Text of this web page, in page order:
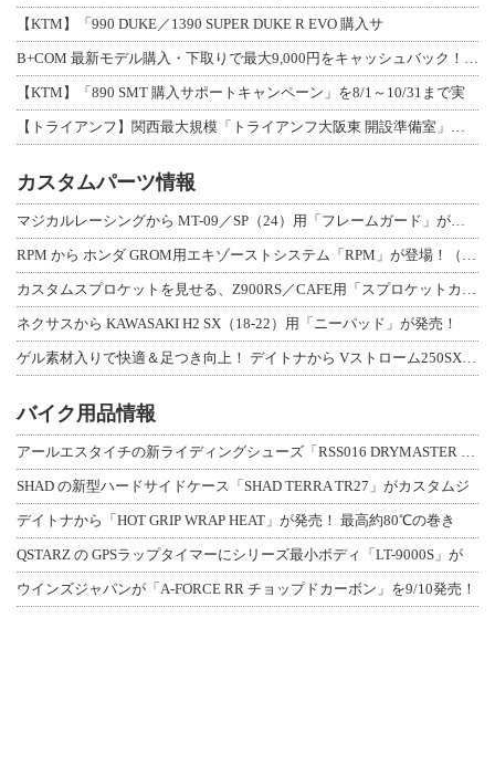
【KTM】「990 DUKE／1390 SUPER DUKE R EVO 購入サ
B+COM 最新モデル購入・下取りで最大9,000円をキャッシュバック！「B+F
【KTM】「890 SMT 購入サポートキャンペーン」を8/1～10/31まで実
【トライアンフ】関西最大規模「トライアンフ大阪東 開設準備室」がオープン！ 限定
カスタムパーツ情報
マジカルレーシングから MT-09／SP（24）用「フレームガード」が登場！
RPM から ホンダ GROM用エキゾーストシステム「RPM」が登場！（動画あり
カスタムスプロケットを見せる、Z900RS／CAFE用「スプロケットカバーフルキ
ネクサスから KAWASAKI H2 SX（18-22）用「ニーパッド」が発売！
ゲル素材入りで快適＆足つき向上！ デイトナから Vストローム250SX用「快適ロ
バイク用品情報
アールエスタイチの新ライディングシューズ「RSS016 DRYMASTER スト
SHAD の新型ハードサイドケース「SHAD TERRA TR27」がカスタムジ
デイトナから「HOT GRIP WRAP HEAT」が発売！ 最高約80℃の巻き
QSTARZ の GPSラップタイマーにシリーズ最小ボディ「LT-9000S」が
ウインズジャパンが「A-FORCE RR チョップドカーボン」を9/10発売！